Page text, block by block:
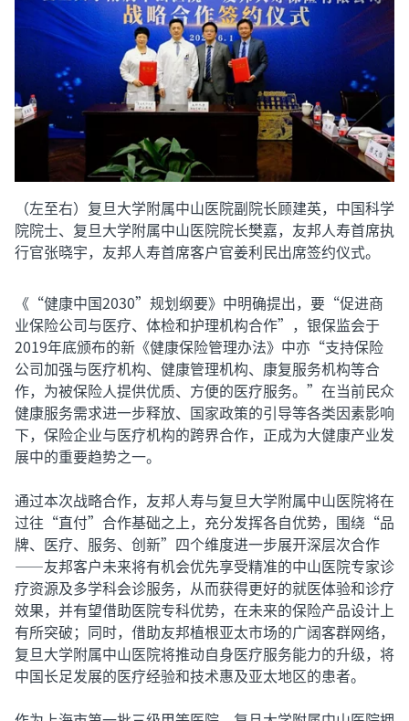
（左至右）复旦大学附属中山医院副院长顾建英，中国科学
院院士、复旦大学附属中山医院院长樊嘉，友邦人寿首席执
行官张晓宇，友邦人寿首席客户官姜利民出席签约仪式。
《“健康中国2030”规划纲要》中明确提出，要“促进商
业保险公司与医疗、体检和护理机构合作”，银保监会于
2019年底颁布的新《健康保险管理办法》中亦“支持保险
公司加强与医疗机构、健康管理机构、康复服务机构等合
作，为被保险人提供优质、方便的医疗服务。”在当前民众
健康服务需求进一步释放、国家政策的引导等各类因素影响
下，保险企业与医疗机构的跨界合作，正成为大健康产业发
展中的重要趋势之一。
通过本次战略合作，友邦人寿与复旦大学附属中山医院将在
过往“直付”合作基础之上，充分发挥各自优势，围绕“品
牌、医疗、服务、创新”四个维度进一步展开深层次合作
——友邦客户未来将有机会优先享受精准的中山医院专家诊
疗资源及多学科会诊服务，从而获得更好的就医体验和诊疗
效果，并有望借助医院专科优势，在未来的保险产品设计上
有所突破；同时，借助友邦植根亚太市场的广阔客群网络，
复旦大学附属中山医院将推动自身医疗服务能力的升级，将
中国长足发展的医疗经验和技术惠及亚太地区的患者。